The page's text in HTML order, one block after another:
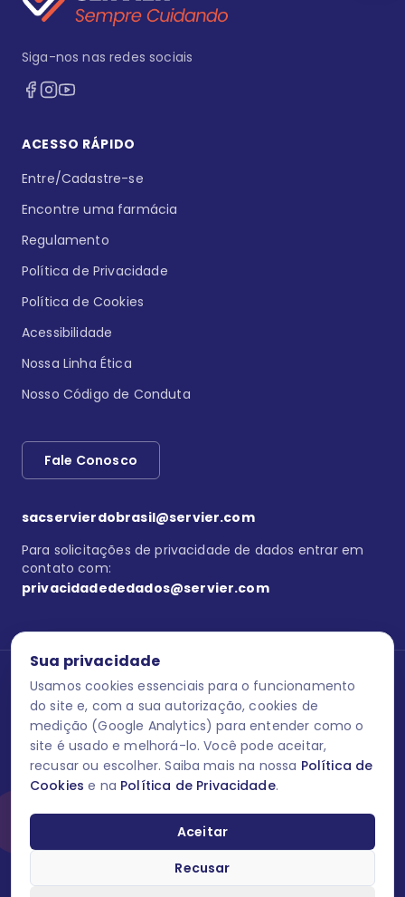
Sua privacidade
Usamos cookies essenciais para o funcionamento
do site e, com a sua autorização, cookies de
medição (Google Analytics) para entender como o
site é usado e melhorá-lo. Você pode aceitar,
recusar ou escolher. Saiba mais na nossa Política de
Cookies e na Política de Privacidade.
Aceitar
Recusar
Siga-nos nas redes sociais
ACESSO RÁPIDO
Entre/Cadastre-se
Encontre uma farmácia
Regulamento
Política de Privacidade
Política de Cookies
Acessibilidade
Nossa Linha Ética
Nosso Código de Conduta
Fale Conosco
sacservierdobrasil@servier.com
Para solicitações de privacidade de dados entrar em
contato com:
privacidadededados@servier.com
Se estiver no programa semprecuidando, comunique aquiuma
reação adversa com os produtos Servier. Este site contém
informações para o público leigo e para os profissionais de saúde
do Brasil habilitados a prescrever medicamentos. M-AS ONE-BR-
202606-00013 / Agosto 2026.
O laboratório Servier do Brasil respeita os seus dados! Caso deseje
dados pessoais você pode fazê-lo a qualquer momento entrando
em contato através do site www.semprecuidando.com.br na opção
fale conosco.